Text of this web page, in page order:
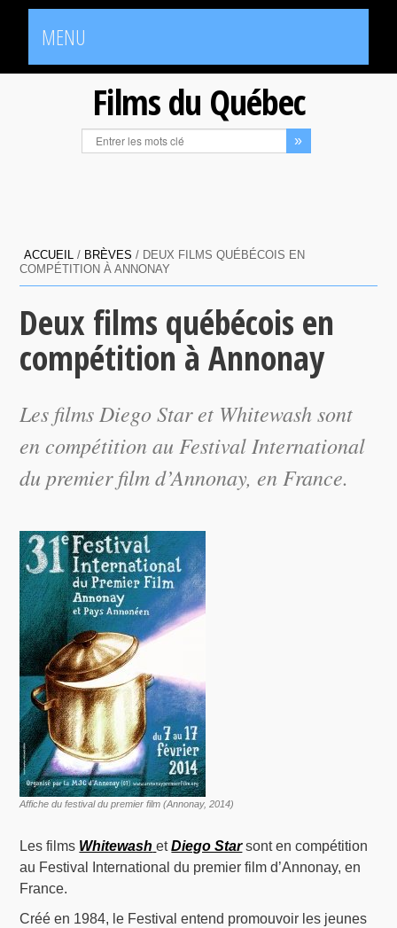
MENU
Films du Québec
ACCUEIL / BRÈVES / DEUX FILMS QUÉBÉCOIS EN
COMPÉTITION À ANNONAY
Deux films québécois en
compétition à Annonay
Les films Diego Staret Whitewashsont
en compétition au Festival International
du premier film d’Annonay, en France.
Affiche du festival du premier film (Annonay, 2014)
Les films Whitewash etDiego Starsont en compétition
au Festival International du premier film d’Annonay, en
France.
Créé en 1984, le Festival entend promouvoir les jeunes